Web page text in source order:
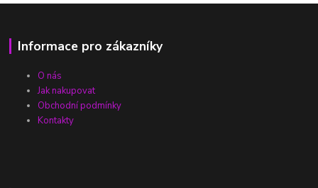
Informace pro zákazníky
O nás
Jak nakupovat
Obchodní podmínky
Kontakty